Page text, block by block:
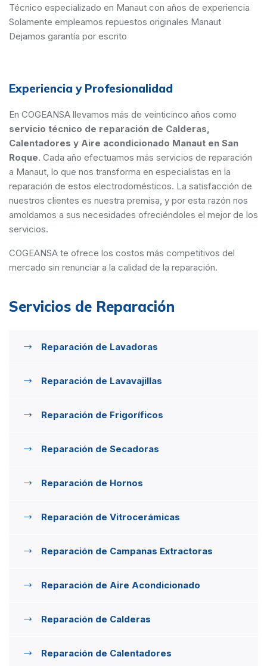
Técnico especializado en Manaut con años de experiencia
Solamente empleamos repuestos originales Manaut
Dejamos garantía por escrito
Experiencia y Profesionalidad
En COGEANSA llevamos más de veinticinco años como
servicio técnico de reparación de Calderas,
Calentadores y Aire acondicionado Manaut en San
Roque. Cada año efectuamos más servicios de reparación
a Manaut, lo que nos transforma en especialistas en la
reparación de estos electrodomésticos. La satisfacción de
nuestros clientes es nuestra premisa, y por esta razón nos
amoldamos a sus necesidades ofreciéndoles el mejor de los
servicios.
COGEANSA te ofrece los costos más competitivos del
mercado sin renunciar a la calidad de la reparación.
Servicios de Reparación
Reparación de Lavadoras
Reparación de Lavavajillas
Reparación de Frigoríficos
Reparación de Secadoras
Reparación de Hornos
Reparación de Vitrocerámicas
Reparación de Campanas Extractoras
Reparación de Aire Acondicionado
Reparación de Calderas
Reparación de Calentadores